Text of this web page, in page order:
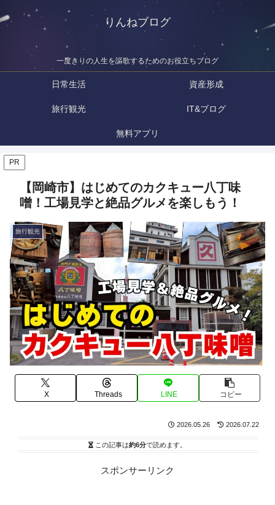
りんねブログ
一度きりの人生を謳歌するためのお役立ちブログ
日常生活 資産形成
旅行観光 IT&ブログ
無料アプリ
PR
【岡崎市】はじめてのカクキュー八丁味
噌！工場見学と絶品グルメを楽しもう！
旅行観光
X Threads LINE コピー
2026.05.26 2026.07.22
この記事は約6分で読めます。
スポンサーリンク